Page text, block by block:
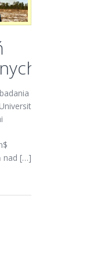
nad […]